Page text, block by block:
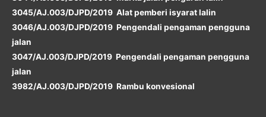
3045/AJ.003/DJPD/2019 Alat pemberi isyarat lalin
3046/AJ.003/DJPD/2019 Pengendali pengaman pengguna
jalan
3047/AJ.003/DJPD/2019 Pengendali pengaman pengguna
jalan
3982/AJ.003/DJPD/2019 Rambu konvesional